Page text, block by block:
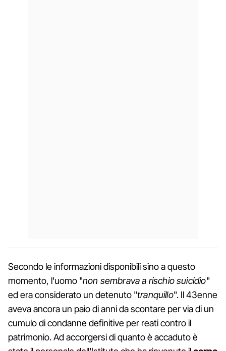
Secondo le informazioni disponibili sino a questo
momento, l'uomo "non sembrava a rischio suicidio"
ed era considerato un detenuto "tranquillo". Il 43enne
aveva ancora un paio di anni da scontare per via di un
cumulo di condanne definitive per reati contro il
patrimonio. Ad accorgersi di quanto è accaduto è